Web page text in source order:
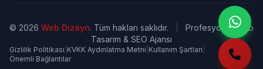
© 2026 Web Dizayn. Tüm hakları saklıdır.
Profesyonel Web
Tasarım & SEO Ajansı
Gizlilik Politikası KVKK Aydınlatma Metni Kullanım Şartları
Önemli Bağlantılar